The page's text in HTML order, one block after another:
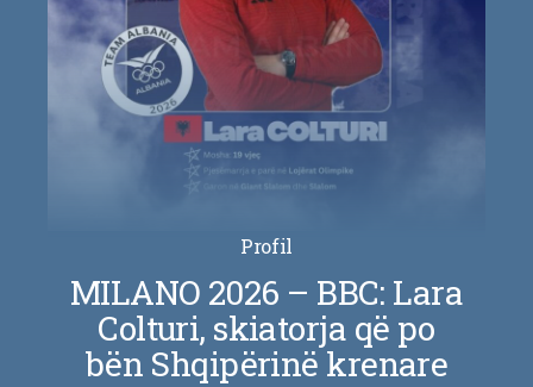
Profil
MILANO 2026 – BBC: Lara
Colturi, skiatorja që po
bën Shqipërinë krenare